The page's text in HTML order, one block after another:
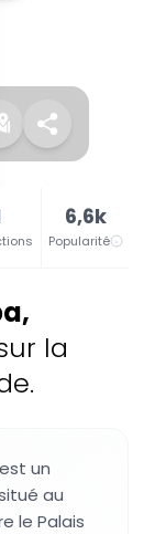
6,6k
Popularité
,
la
un
au
le Palais